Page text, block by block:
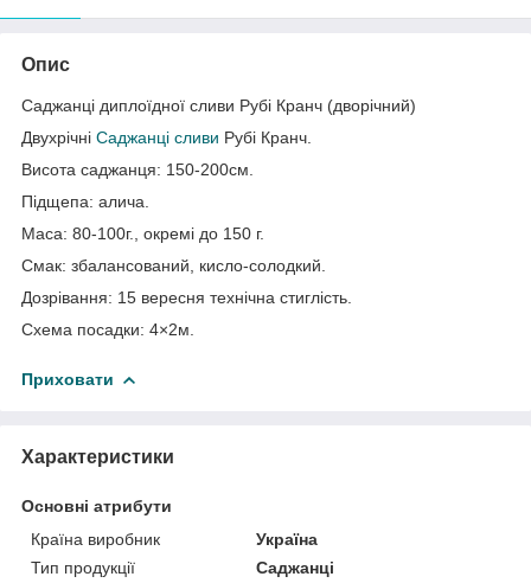
Опис
Саджанці диплоїдної сливи Рубі Кранч (дворічний)
Двухрічні Саджанці сливи Рубі Кранч.
Висота саджанця: 150-200см.
Підщепа: алича.
Маса: 80-100г., окремі до 150 г.
Смак: збалансований, кисло-солодкий.
Дозрівання: 15 вересня технічна стиглість.
Схема посадки: 4×2м.
Приховати
Характеристики
Основні атрибути
Країна виробник
Україна
Тип продукції
Саджанці